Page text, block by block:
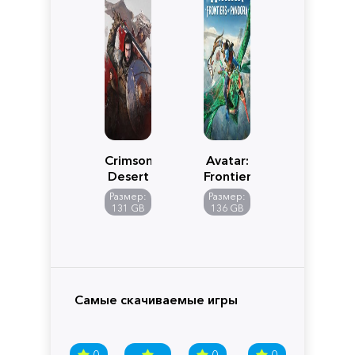
Crimson
Desert
Размер:
131 GB
Avatar:
Frontiers
of
Pandora
Размер:
136 GB
Самые скачиваемые игры